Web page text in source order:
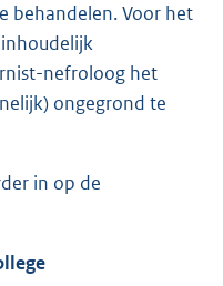
behandelen. Voor het
nefroloog het
ongegrond te
in op de